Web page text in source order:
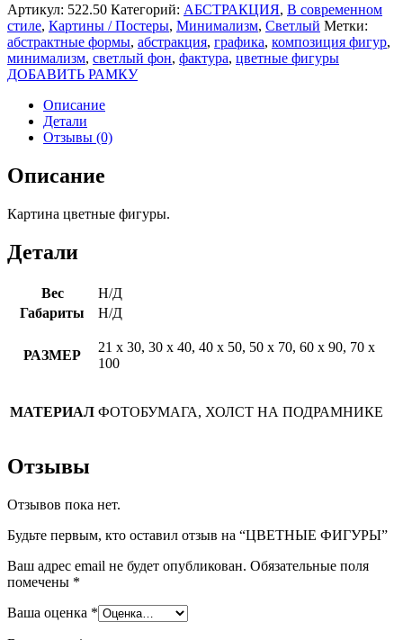
Артикул: 522.50 Категорий: АБСТРАКЦИЯ, В современном
стиле, Картины / Постеры, Минимализм, Светлый Метки:
абстрактные формы, абстракция, графика, композиция фигур,
минимализм, светлый фон, фактура, цветные фигуры
ДОБАВИТЬ РАМКУ
Описание
Детали
Отзывы (0)
Описание
Картина цветные фигуры.
Детали
Вес
Н/Д
Габариты
Н/Д
РАЗМЕР
21 х 30, 30 х 40, 40 х 50, 50 х 70, 60 х 90, 70 х
100
МАТЕРИАЛ ФОТОБУМАГА, ХОЛСТ НА ПОДРАМНИКЕ
Отзывы
Отзывов пока нет.
Будьте первым, кто оставил отзыв на “ЦВЕТНЫЕ ФИГУРЫ”
Ваш адрес email не будет опубликован. Обязательные поля
помечены *
Ваша оценка *